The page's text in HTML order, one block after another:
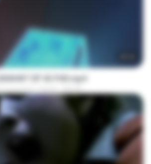
EP 02 FHD.mp4
y a environ 7 jours BLITR